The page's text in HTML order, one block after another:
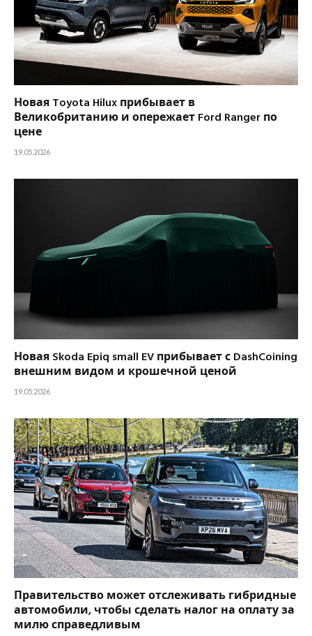
Новая Toyota Hilux прибывает в
Великобританию и опережает Ford Ranger по
цене
19.05.2026
Новая Skoda Epiq small EV прибывает с DashCoining
внешним видом и крошечной ценой
19.05.2026
Правительство может отслеживать гибридные
автомобили, чтобы сделать налог на оплату за
милю справедливым